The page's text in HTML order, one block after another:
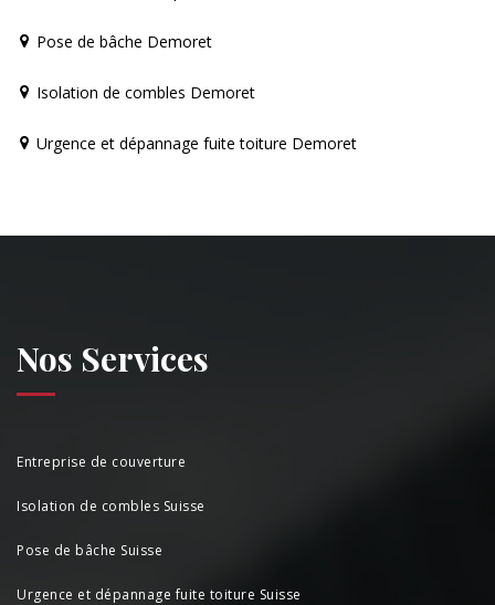
Pose de bâche Demoret
Isolation de combles Demoret
Urgence et dépannage fuite toiture Demoret
Nos Services
Entreprise de couverture
Isolation de combles Suisse
Pose de bâche Suisse
Urgence et dépannage fuite toiture Suisse